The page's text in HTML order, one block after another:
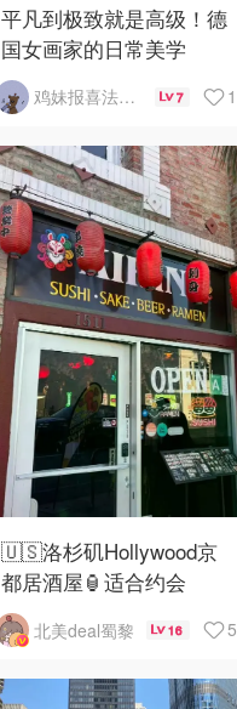
平凡到极致就是高级！德
国女画家的日常美学
鸡妹报喜法国实用信息版 7 1
🇺🇸洛杉矶Hollywood京
都居酒屋🏮适合约会
北美deal蜀黎 16 5